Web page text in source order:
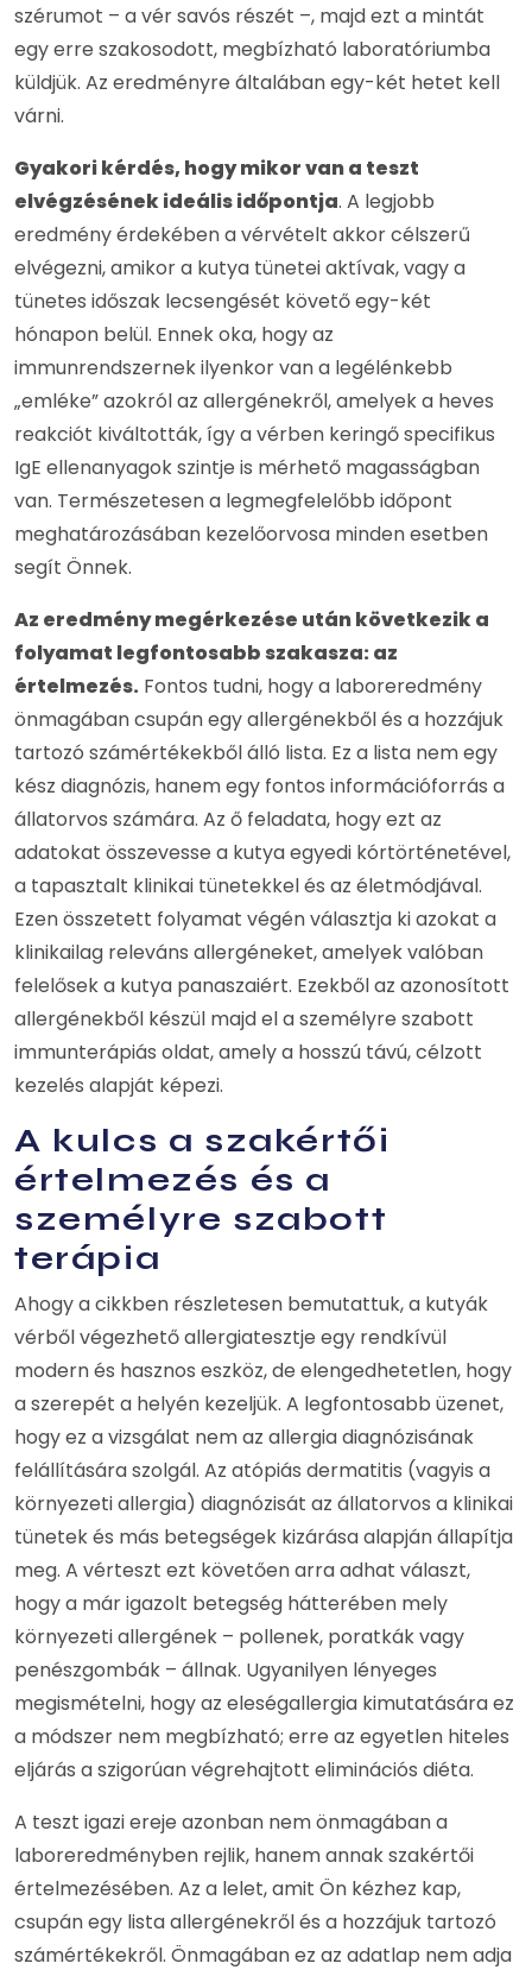
szérumot – a vér savós részét –, majd ezt a mintát
egy erre szakosodott, megbízható laboratóriumba
küldjük. Az eredményre általában egy-két hetet kell
várni.
Gyakori kérdés, hogy mikor van a teszt
elvégzésének ideális időpontja. A legjobb
eredmény érdekében a vérvételt akkor célszerű
elvégezni, amikor a kutya tünetei aktívak, vagy a
tünetes időszak lecsengését követő egy-két
hónapon belül. Ennek oka, hogy az
immunrendszernek ilyenkor van a legélénkebb
„emléke” azokról az allergénekről, amelyek a heves
reakciót kiváltották, így a vérben keringő specifikus
IgE ellenanyagok szintje is mérhető magasságban
van. Természetesen a legmegfelelőbb időpont
meghatározásában kezelőorvosa minden esetben
segít Önnek.
Az eredmény megérkezése után következik a
folyamat legfontosabb szakasza: az
értelmezés. Fontos tudni, hogy a laboreredmény
önmagában csupán egy allergénekből és a hozzájuk
tartozó számértékekből álló lista. Ez a lista nem egy
kész diagnózis, hanem egy fontos információforrás a
állatorvos számára. Az ő feladata, hogy ezt az
adatokat összevesse a kutya egyedi kórtörténetével,
a tapasztalt klinikai tünetekkel és az életmódjával.
Ezen összetett folyamat végén választja ki azokat a
klinikailag releváns allergéneket, amelyek valóban
felelősek a kutya panaszaiért. Ezekből az azonosított
allergénekből készül majd el a személyre szabott
immunterápiás oldat, amely a hosszú távú, célzott
kezelés alapját képezi.
A kulcs a szakértői
értelmezés és a
személyre szabott
terápia
Ahogy a cikkben részletesen bemutattuk, a kutyák
vérből végezhető allergiatesztje egy rendkívül
modern és hasznos eszköz, de elengedhetetlen, hogy
a szerepét a helyén kezeljük. A legfontosabb üzenet,
hogy ez a vizsgálat nem az allergia diagnózisának
felállítására szolgál. Az atópiás dermatitis (vagyis a
környezeti allergia) diagnózisát az állatorvos a klinikai
tünetek és más betegségek kizárása alapján állapítja
meg. A vérteszt ezt követően arra adhat választ,
hogy a már igazolt betegség hátterében mely
környezeti allergének – pollenek, poratkák vagy
penészgombák – állnak. Ugyanilyen lényeges
megismételni, hogy az eleségallergia kimutatására ez
a módszer nem megbízható; erre az egyetlen hiteles
eljárás a szigorúan végrehajtott eliminációs diéta.
A teszt igazi ereje azonban nem önmagában a
laboreredményben rejlik, hanem annak szakértői
értelmezésében. Az a lelet, amit Ön kézhez kap,
csupán egy lista allergénekről és a hozzájuk tartozó
számértékekről. Önmagában ez az adatlap nem adja